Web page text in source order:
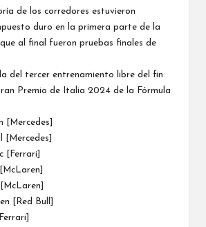
de los corredores estuvieron
duro en la primera parte de la
al final fueron pruebas finales de
del tercer entrenamiento libre del fin
Premio de Italia 2024 de la Fórmula
[ Mercedes
[Mercedes]
[ Ferrari
McLaren
[Red Bull]